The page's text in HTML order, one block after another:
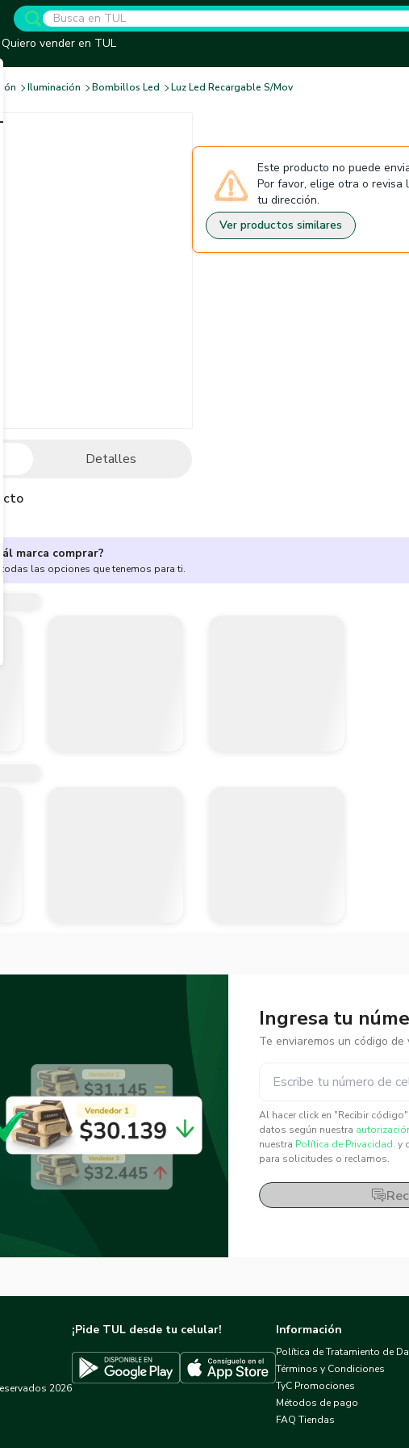
Quiero vender en TUL
Iluminación Bombillos Led Luz Led Recargable S/Mov
Detalles
Este producto no puede
Por favor, elige otra o revisa
tu dirección.
Ver productos similares
marca comprar?
todas las opciones que tenemos para ti.
Ingresa tu
Te enviaremos un código de
Al hacer click en "Recibir
datos según nuestra
nuestra Política de Privacidad. y
para solicitudes o reclamos.
2026
¡Pide TUL desde tu celular!
Descargar TUL en Google PlayDescargar TUL en App Store
Información
Política de Tratamiento de
Términos y Condiciones
TyC Promociones
Métodos de pago
FAQ Tiendas